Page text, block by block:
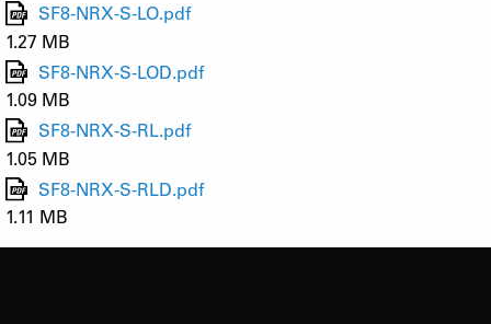
SF8-NRX-S-LO.pdf
1.27 MB
SF8-NRX-S-LOD.pdf
1.09 MB
SF8-NRX-S-RL.pdf
1.05 MB
SF8-NRX-S-RLD.pdf
1.11 MB